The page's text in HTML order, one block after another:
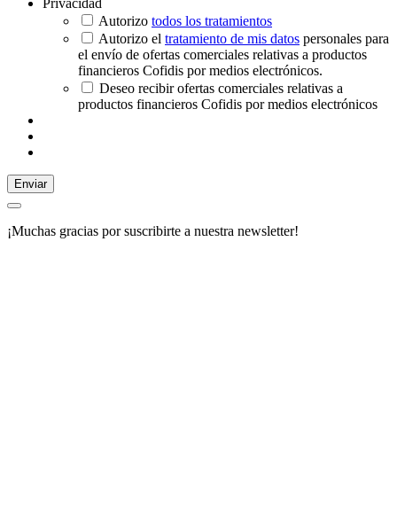
Privacidad
Autorizo todos los tratamientos
Autorizo el tratamiento de mis datos personales para
el envío de ofertas comerciales relativas a productos
financieros Cofidis por medios electrónicos.
Deseo recibir ofertas comerciales relativas a
productos financieros Cofidis por medios electrónicos
Enviar
¡Muchas gracias por suscribirte a nuestra newsletter!